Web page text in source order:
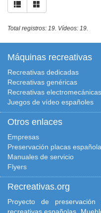
Total registros: 19. Vídeos: 19.
Máquinas recreativas
Recreativas dedicadas
Recreativas genéricas
Recreativas electromecánicas
Juegos de vídeo españoles
Otros enlaces
Empresas
Preservación placas
Manuales de servicio
Flyers
Recreativas.org
Proyecto de